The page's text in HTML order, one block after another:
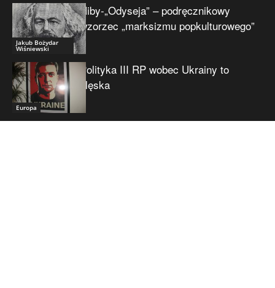
Jakub Bożydar
Wiśniewski
Niby-„Odyseja” – podręcznikowy
wzorzec „marksizmu popkulturowego”
Europa
Polityka III RP wobec Ukrainy to
klęska